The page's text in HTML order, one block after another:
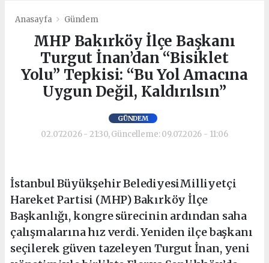
Anasayfa Gündem
MHP Bakırköy İlçe Başkanı
Turgut İnan’dan “Bisiklet
Yolu” Tepkisi: “Bu Yol Amacına
Uygun Değil, Kaldırılsın”
GÜNDEM
02.07.2026 - 21:30, Güncelleme: 09.07.2026 - 11:06
İstanbul Büyükşehir BelediyesiMilliyetçi
Hareket Partisi (MHP) Bakırköy İlçe
Başkanlığı, kongre sürecinin ardından saha
çalışmalarına hız verdi. Yeniden ilçe başkanı
seçilerek güven tazeleyen Turgut İnan, yeni